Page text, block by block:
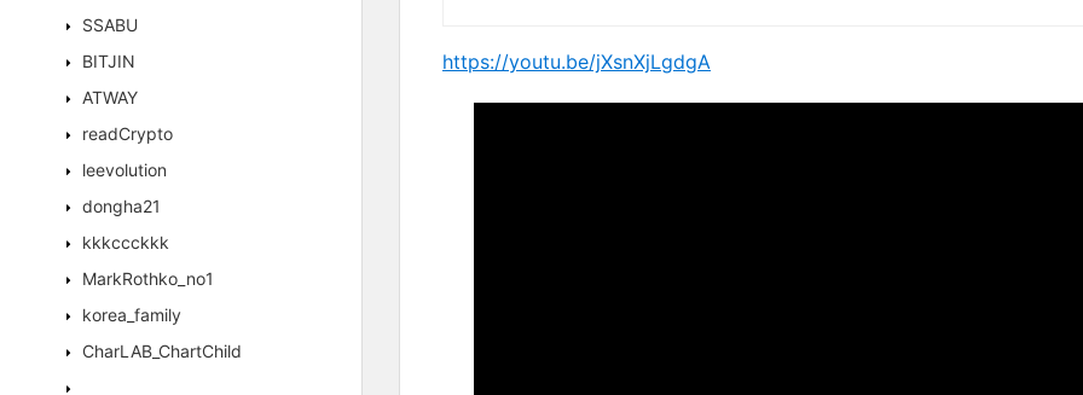
SSABU
BITJIN
ATWAY
readCrypto
leevolution
dongha21
kkkccckkk
MarkRothko_no1
korea_family
CharLAB_ChartChild
https://youtu.be/jXsnXjLgdgA